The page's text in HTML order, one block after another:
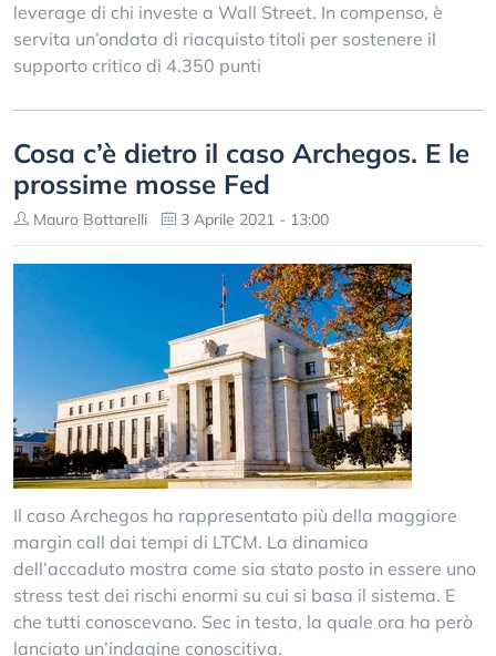
leverage di chi investe a Wall Street. In compenso, è
servita un’ondata di riacquisto titoli per sostenere il
supporto critico di 4.350 punti
Cosa c’è dietro il caso Archegos. E le
prossime mosse Fed
Mauro Bottarelli 3 Aprile 2021 - 13:00
Il caso Archegos ha rappresentato più della maggiore
margin call dai tempi di LTCM. La dinamica
dell’accaduto mostra come sia stato posto in essere uno
stress test dei rischi enormi su cui si basa il sistema. E
che tutti conoscevano. Sec in testa, la quale ora ha però
lanciato un’indagine conoscitiva.